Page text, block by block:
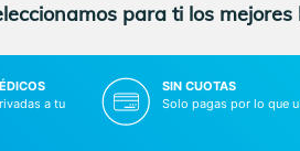
para ti los
a tu
SIN CUOTAS
Solo pagas por lo que